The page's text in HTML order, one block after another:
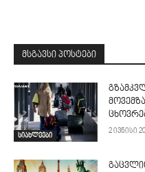
მსგავსი პოსტები
სიახლეები
2 ივნისი